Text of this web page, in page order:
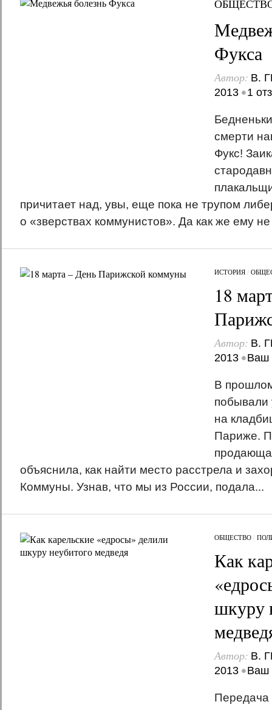
Фукса
Автор: В.
2013 •1
смерти
Фукс!
причитает над, увы, еще пока не трупом
о «зверствах коммунистов». Да как же ему
ИСТОРИЯ/
18
Автор: В.
2013 •Ваш
В
на
Париже.
объяснила, как найти место расстрела и
Коммуны. Узнав, что мы из России, подала...
ОБЩЕСТВО/
Как
шкуру
Автор: В.
2013 •Ваш